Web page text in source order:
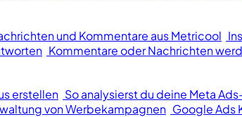
und Kommentare aus Metricool
Kommentare oder Nachrichten
erstellen So analysierst du deine Meta
von Werbekampagnen Google Ads